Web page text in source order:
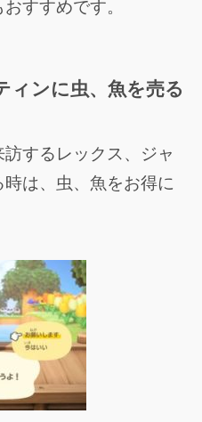
すすめです。
ィンに虫、魚を売る
するレックス、ジャ
は、虫、魚をお得に